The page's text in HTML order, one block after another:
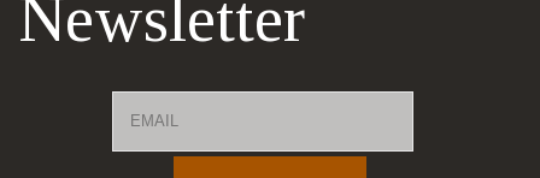
Newsletter